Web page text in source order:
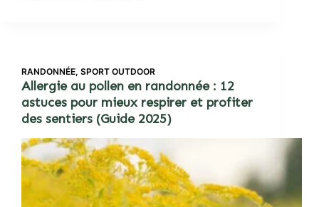
RANDONNÉE, SPORT OUTDOOR
Allergie au pollen en randonnée : 12
astuces pour mieux respirer et profiter
des sentiers (Guide 2025)